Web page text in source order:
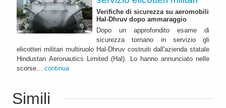
Verifiche di sicurezza su aeromobili
Hal-Dhruv dopo ammaraggio
Dopo un approfondito esame di
sicurezza tornano in servizio gli
elicotteri militari multiruolo Hal-Dhruv costruiti dall'azienda statale
Hindustan Aeronautics Limited (Hal). Lo hanno annunciato nelle
scorse... continua
Simili